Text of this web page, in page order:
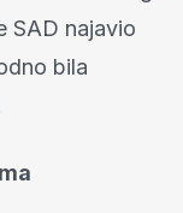
SAD najavio
bila